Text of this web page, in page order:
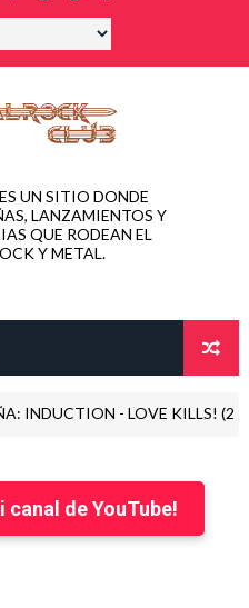
UN SITIO DONDE
LANZAMIENTOS Y
QUE RODEAN EL
Y METAL.
- LOVE KILLS! (2026)
canal de YouTube!